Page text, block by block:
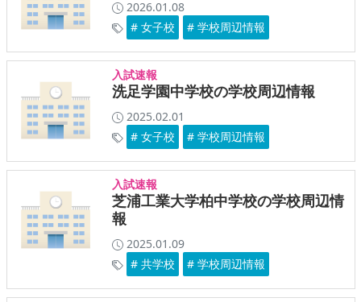
2026.01.08
# 女子校
# 学校周辺情報
入試速報
洗足学園中学校の学校周辺情報
2025.02.01
# 女子校
# 学校周辺情報
入試速報
芝浦工業大学柏中学校の学校周辺情
報
2025.01.09
# 共学校
# 学校周辺情報